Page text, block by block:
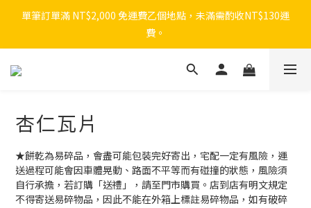
單筆訂單滿 NT$2,000 免運費乙個地點，未滿需酌收NT$130運
費。
杏仁瓦片
★餅乾為易碎品，會盡可能包裝完好寄出，宅配一定有風險，運
送過程可能會因車體晃動、路面不平等而有碰撞的狀態，風險須
自行承擔，若訂購「送禮」，請至門市購買。店到店有明文規定
不得寄送易碎物品，因此不能在外箱上標註易碎物品，如有破碎